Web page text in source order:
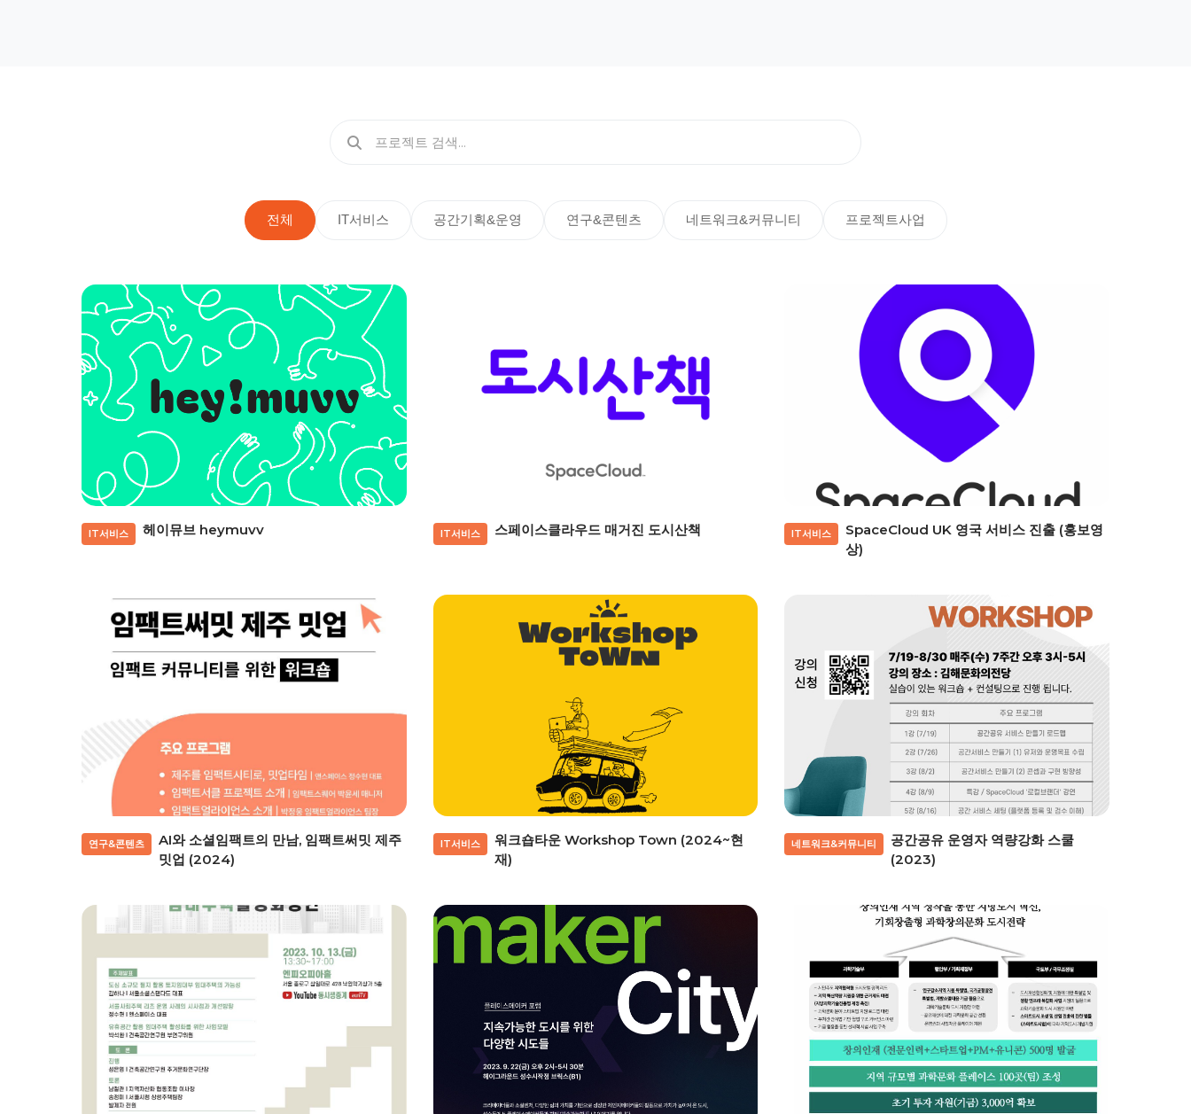
전체 IT서비스 공간기획&운영 연구&콘텐츠 네트워크&커뮤니티 프로젝트사업
IT서비스 헤이뮤브 heymuvv IT서비스 스페이스클라우드 매거진 도시산책 IT서비스
SpaceCloud UK 영국 서비스 진출 (홍보영
상)
연구&콘텐츠
AI와 소셜임팩트의 만남, 임팩트써밋 제주
밋업 (2024)
IT서비스
워크숍타운 Workshop Town (2024~현
재)
네트워크&커뮤니티
공간공유 운영자 역량강화 스쿨
(2023)